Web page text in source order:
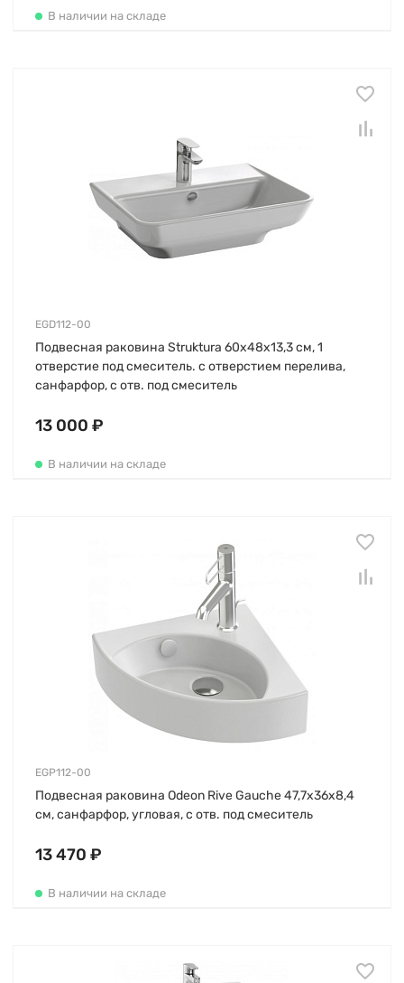
В наличии на складе
EGD112-00
Подвесная раковина Struktura 60х48х13,3 см, 1
отверстие под смеситель. с отверстием перелива,
санфарфор, с отв. под смеситель
13 000 ₽
В наличии на складе
EGP112-00
Подвесная раковина Odeon Rive Gauche 47,7х36х8,4
см, санфарфор, угловая, с отв. под смеситель
13 470 ₽
В наличии на складе